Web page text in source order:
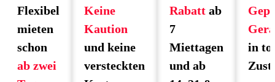
Flexibel
mieten
schon
ab zwei
Keine
Kaution
und keine
versteckten
Rabatt ab
7
Miettagen
und ab
in